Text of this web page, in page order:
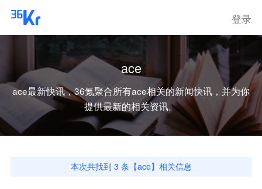
登录
ace
ace最新快讯，36氪聚合所有ace相关的新闻快讯，并为你
提供最新的相关资讯。
本次共找到 3条【ace】相关信息